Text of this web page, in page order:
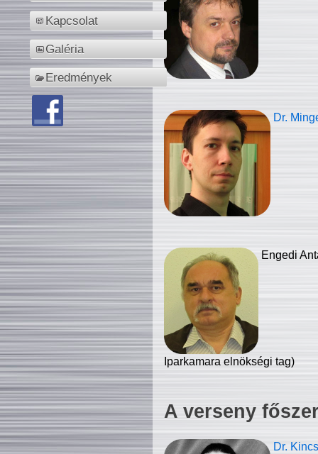
Kapcsolat
Galéria
Eredmények
Dr.
Engedi
Iparkamara elnökségi tag)
A verseny
Dr.